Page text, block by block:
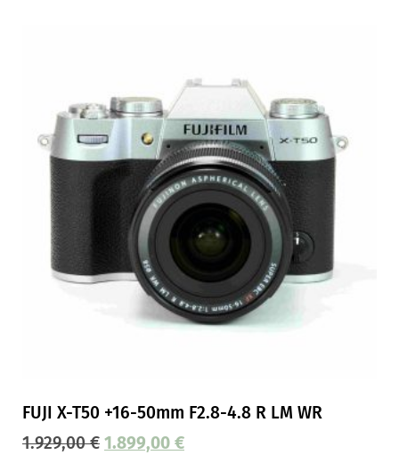
FUJI X-T50 +16-50mm F2.8-4.8 R LM WR
1.929,00€ 1.899,00 €